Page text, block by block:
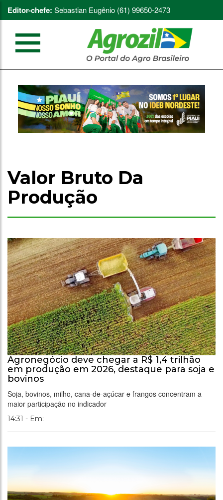
Editor-chefe: Sebastian Eugênio (61) 99650-2473
Valor Bruto Da
Produção
Agronegócio deve chegar a R$ 1,4 trilhão
em produção em 2026, destaque para soja e
bovinos
Soja, bovinos, milho, cana-de-açúcar e frangos concentram a
maior participação no indicador
14:31 - Em: